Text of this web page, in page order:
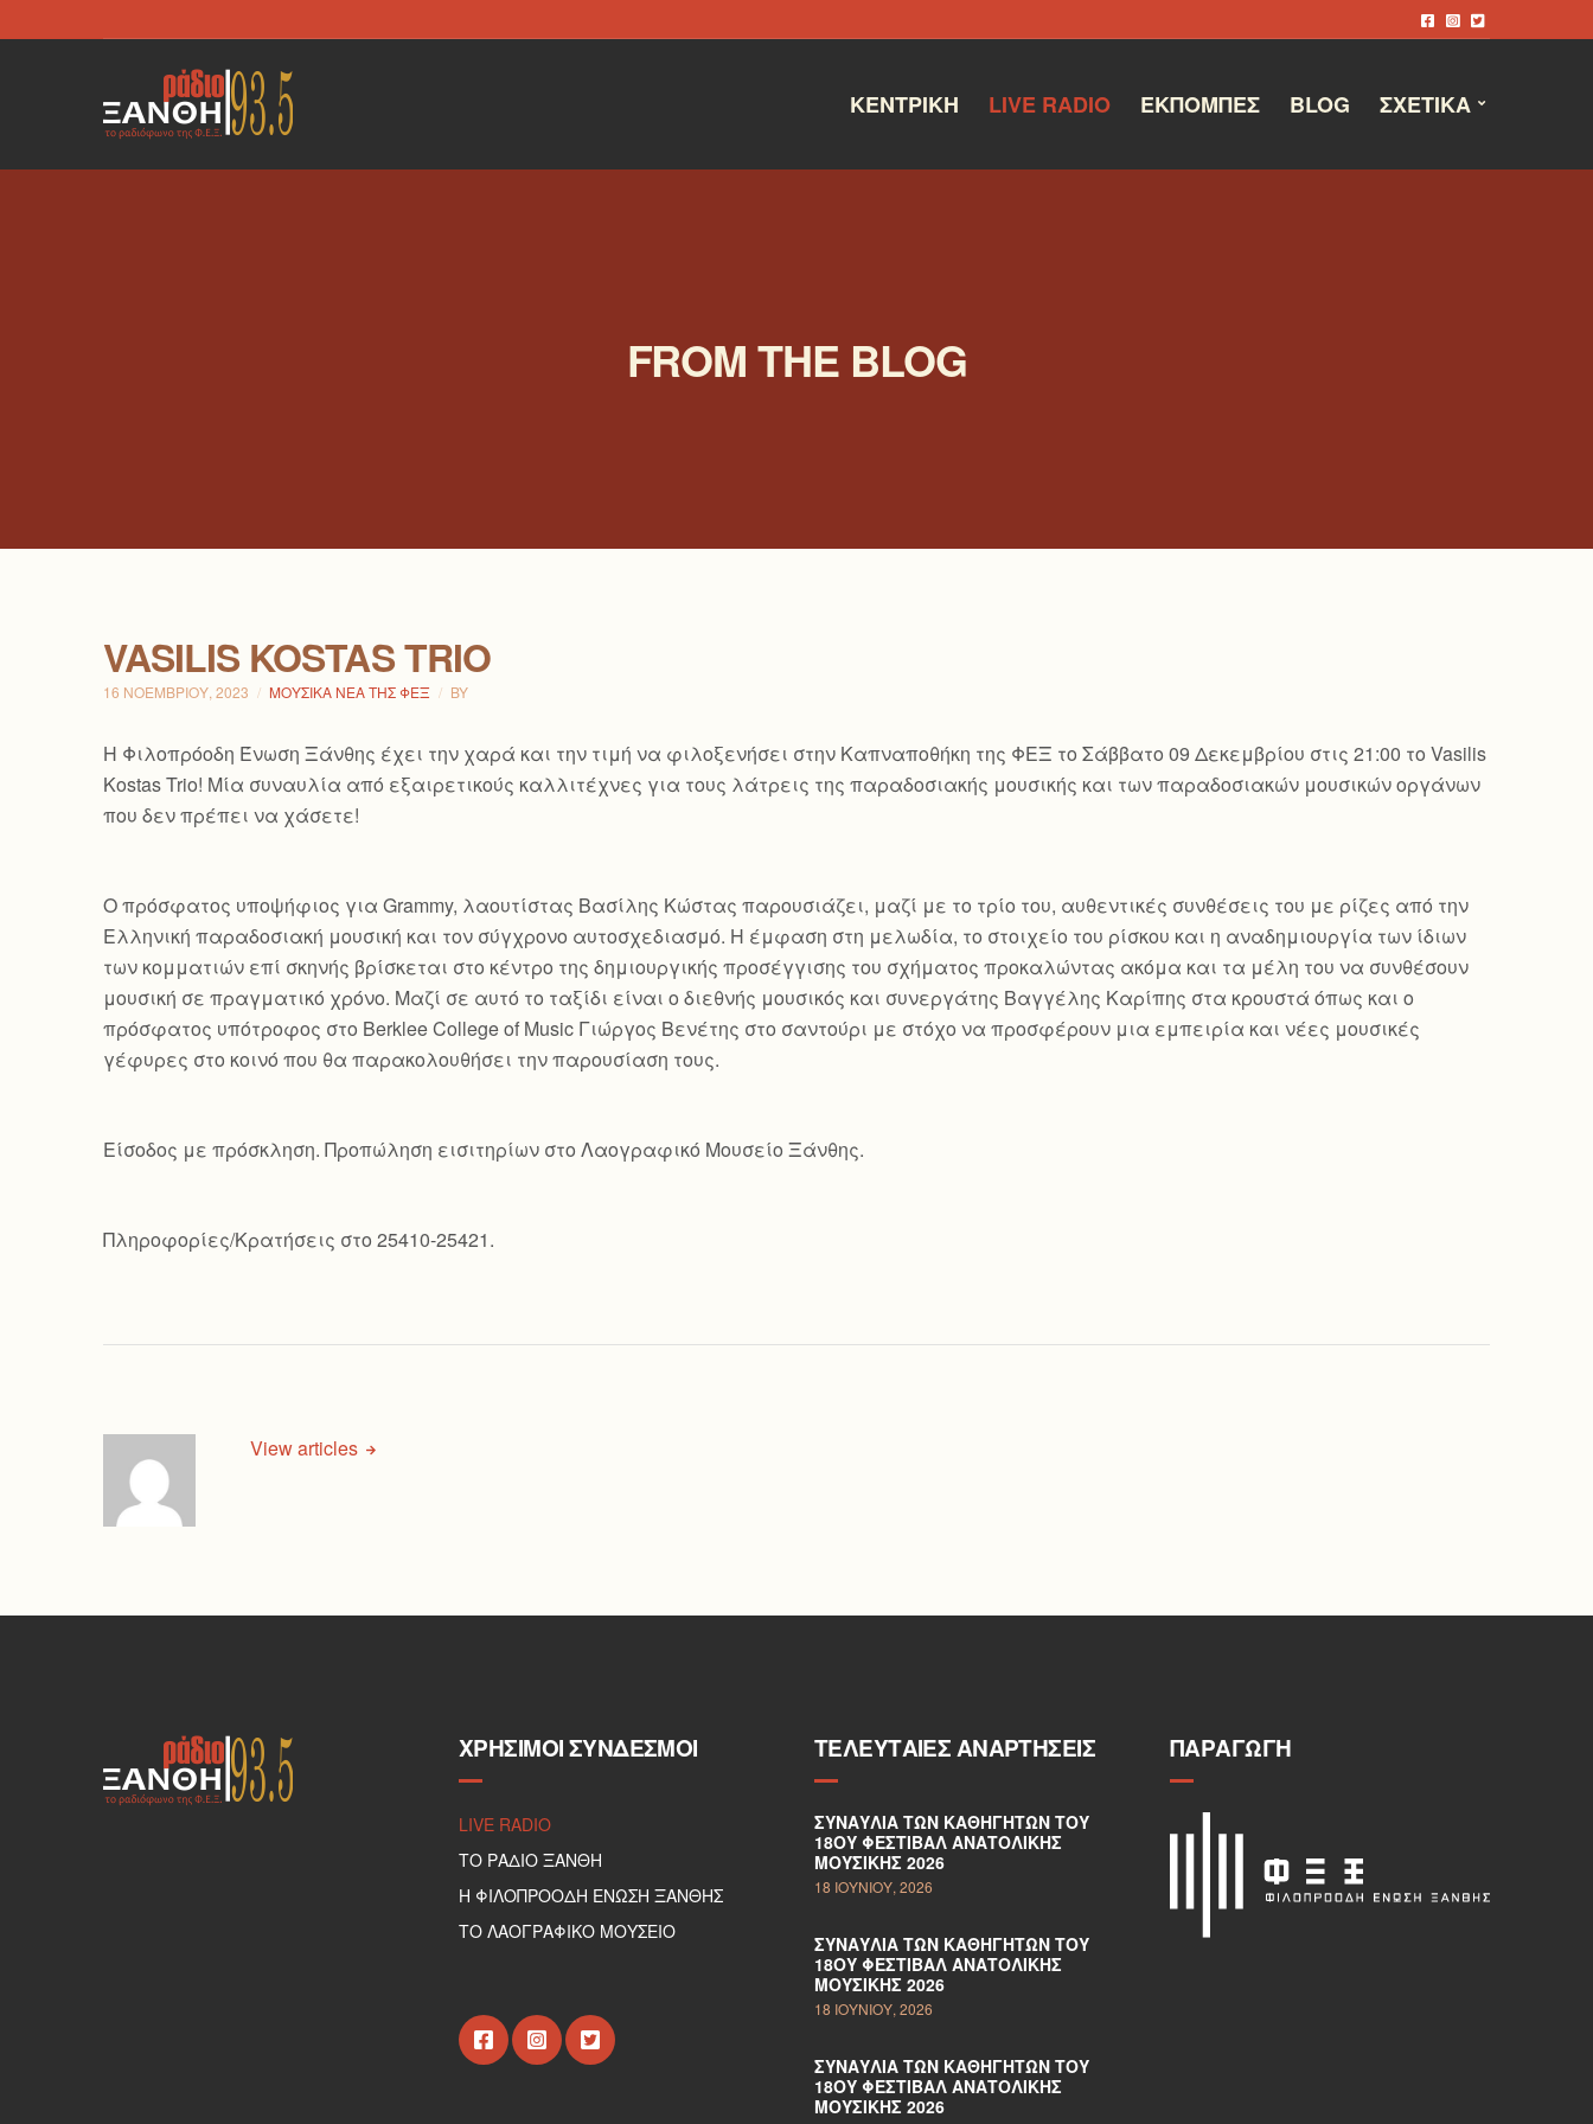
ΚΕΝΤΡΙΚΉ LIVE RADIO ΕΚΠΟΜΠΈΣ BLOG ΣΧΕΤΙΚΆ
FROM THE BLOG
VASILIS KOSTAS TRIO
16 ΝΟΕΜΒΡΊΟΥ, 2023 ΜΟΥΣΙΚΆ ΝΈΑ ΤΗΣ ΦΕΞ BY
H Φιλοπρόοδη Ένωση Ξάνθης έχει την χαρά και την τιμή να φιλοξενήσει στην Καπναποθήκη της ΦΕΞ το Σάββατο 09 Δεκεμβρίου στις 21:00 το Vasilis
Kostas Trio! Μία συναυλία από εξαιρετικούς καλλιτέχνες για τους λάτρεις της παραδοσιακής μουσικής και των παραδοσιακών μουσικών οργάνων
που δεν πρέπει να χάσετε!
Ο πρόσφατος υποψήφιος για Grammy, λαουτίστας Βασίλης Κώστας παρουσιάζει, μαζί με το τρίο του, αυθεντικές συνθέσεις του με ρίζες από την
Ελληνική παραδοσιακή μουσική και τον σύγχρονο αυτοσχεδιασμό. Η έμφαση στη μελωδία, το στοιχείο του ρίσκου και η αναδημιουργία των ίδιων
των κομματιών επί σκηνής βρίσκεται στο κέντρο της δημιουργικής προσέγγισης του σχήματος προκαλώντας ακόμα και τα μέλη του να συνθέσουν
μουσική σε πραγματικό χρόνο. Μαζί σε αυτό το ταξίδι είναι ο διεθνής μουσικός και συνεργάτης Βαγγέλης Καρίπης στα κρουστά όπως και ο
πρόσφατος υπότροφος στο Berklee College of Music Γιώργος Βενέτης στο σαντούρι με στόχο να προσφέρουν μια εμπειρία και νέες μουσικές
γέφυρες στο κοινό που θα παρακολουθήσει την παρουσίαση τους.
Είσοδος με πρόσκληση. Προπώληση εισιτηρίων στο Λαογραφικό Μουσείο Ξάνθης.
Πληροφορίες/Κρατήσεις στο 25410-25421.
View articles
ΧΡΉΣΙΜΟΙ ΣΎΝΔΕΣΜΟΙ
LIVE RADIO
ΤΟ ΡΑΔΙΟ ΞΑΝΘΗ
Η ΦΙΛΟΠΡΟΟΔΗ ΕΝΩΣΗ ΞΑΝΘΗΣ
ΤΟ ΛΑΟΓΡΑΦΙΚΟ ΜΟΥΣΕΙΟ
ΤΕΛΕΥΤΑΊΕΣ ΑΝΑΡΤΉΣΕΙΣ
ΣΥΝΑΥΛΊΑ ΤΩΝ ΚΑΘΗΓΗΤΏΝ ΤΟΥ
18ΟΥ ΦΕΣΤΙΒΆΛ ΑΝΑΤΟΛΙΚΉΣ
ΜΟΥΣΙΚΉΣ 2026
18 ΙΟΥΝΊΟΥ, 2026
ΣΥΝΑΥΛΊΑ ΤΩΝ ΚΑΘΗΓΗΤΏΝ ΤΟΥ
18ΟΥ ΦΕΣΤΙΒΆΛ ΑΝΑΤΟΛΙΚΉΣ
ΜΟΥΣΙΚΉΣ 2026
18 ΙΟΥΝΊΟΥ, 2026
ΣΥΝΑΥΛΊΑ ΤΩΝ ΚΑΘΗΓΗΤΏΝ ΤΟΥ
18ΟΥ ΦΕΣΤΙΒΆΛ ΑΝΑΤΟΛΙΚΉΣ
ΜΟΥΣΙΚΉΣ 2026
ΠΑΡΑΓΩΓΉ